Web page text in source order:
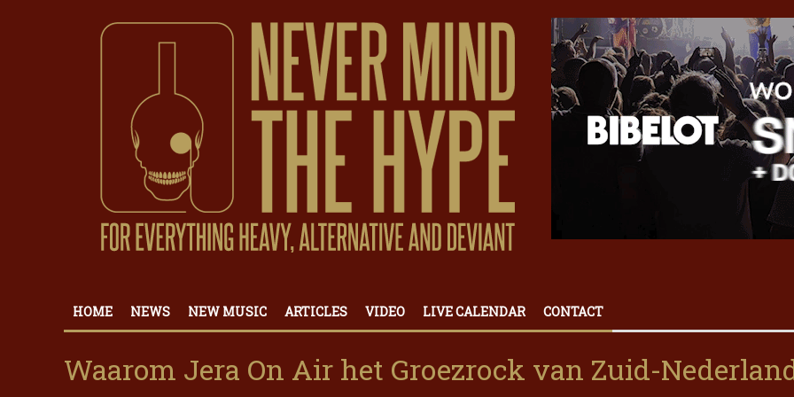
HOME NEWS NEW MUSIC ARTICLES VIDEO LIVE CALENDAR CONTACT
Waarom Jera On Air het Groezrock van Zuid-